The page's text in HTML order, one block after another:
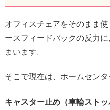
オフィスチェアをそのまま
ースフィードバックの反力
まいます。
そこで現在は、ホームセンタ
キャスター止め（車輪スト